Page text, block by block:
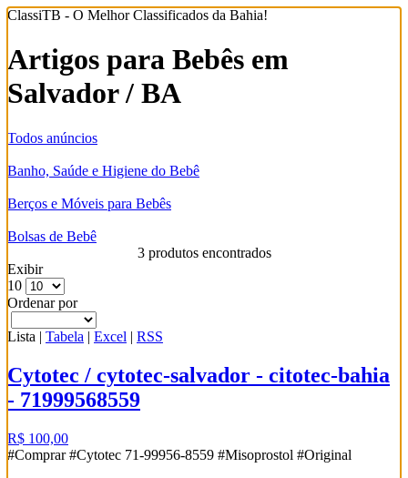
ClassiTB - O Melhor Classificados da Bahia!
Artigos para Bebês em
Salvador / BA
Todos anúncios
Banho, Saúde e Higiene do Bebê
Berços e Móveis para Bebês
Bolsas de Bebê
3 produtos encontrados
Exibir
10
Ordenar por
Lista | Tabela | Excel | RSS
Cytotec / cytotec-salvador - citotec-bahia
- 71999568559
R$ 100,00
#Comprar #Cytotec 71-99956-8559 #Misoprostol #Original